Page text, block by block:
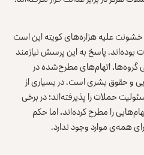
علیه هزاره‌های کویته این است
پاسخ به این پرسش نیازمند
اتهام‌های مطرح‌شده در
و حقوق بشری است. در بسیاری از
حملات را پذیرفته‌اند؛ در برخی
را مطرح کرده‌اند، اما حکم
همه‌ی موارد وجود ندارد.